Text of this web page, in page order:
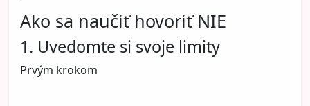
Ako sa naučiť hovoriť NIE
1. Uvedomte si svoje limity
Prvým krokom